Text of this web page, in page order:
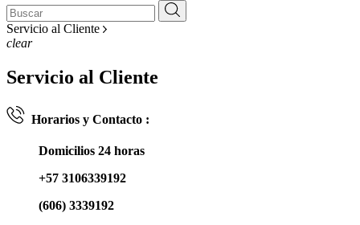
Servicio al Cliente
clear
Servicio al Cliente
Horarios y Contacto :
Domicilios 24 horas
+57 3106339192
(606) 3339192